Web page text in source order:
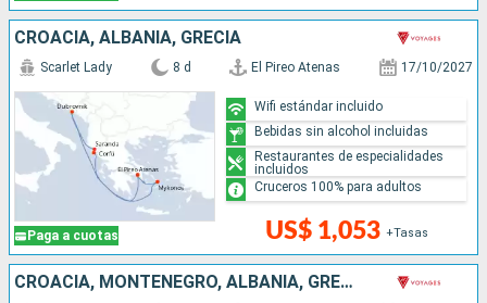
CROACIA, ALBANIA, GRECIA
Paga a cuotas
Scarlet Lady 8 d El Pireo Atenas 17/10/2027
US$ 1,053 +Tasas
Wifi estándar incluido
Bebidas sin alcohol incluidas
Restaurantes de especialidades
incluidos
Cruceros 100% para adultos
CROACIA, MONTENEGRO, ALBANIA, GRECIA